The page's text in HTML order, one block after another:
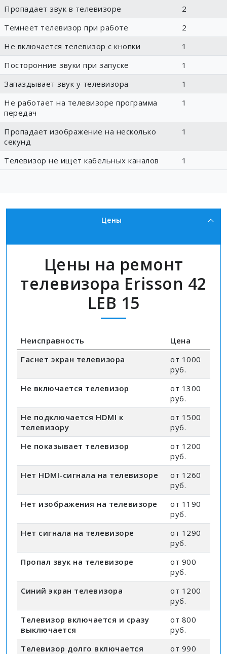
Пропадает звук в телевизоре
2
Темнеет телевизор при работе
2
Не включается телевизор с кнопки
1
Посторонние звуки при запуске
1
Запаздывает звук у телевизора
1
Не работает на телевизоре программа
передач
1
Пропадает изображение на несколько
секунд
1
Телевизор не ищет кабельных каналов 1
Цены
Цены на ремонт
телевизора Erisson 42
LEB 15
Неисправность
Цена
Гаснет экран телевизора
от 1000
руб.
Не включается телевизор
от 1300
руб.
Не подключается HDMI к
телевизору
от 1500
руб.
Не показывает телевизор
от 1200
руб.
Нет HDMI-сигнала на телевизоре
от 1260
руб.
Нет изображения на телевизоре
от 1190
руб.
Нет сигнала на телевизоре
от 1290
руб.
Пропал звук на телевизоре
от 900
руб.
Синий экран телевизора
от 1200
руб.
Телевизор включается и сразу
выключается
от 800
руб.
Телевизор долго включается
от 990